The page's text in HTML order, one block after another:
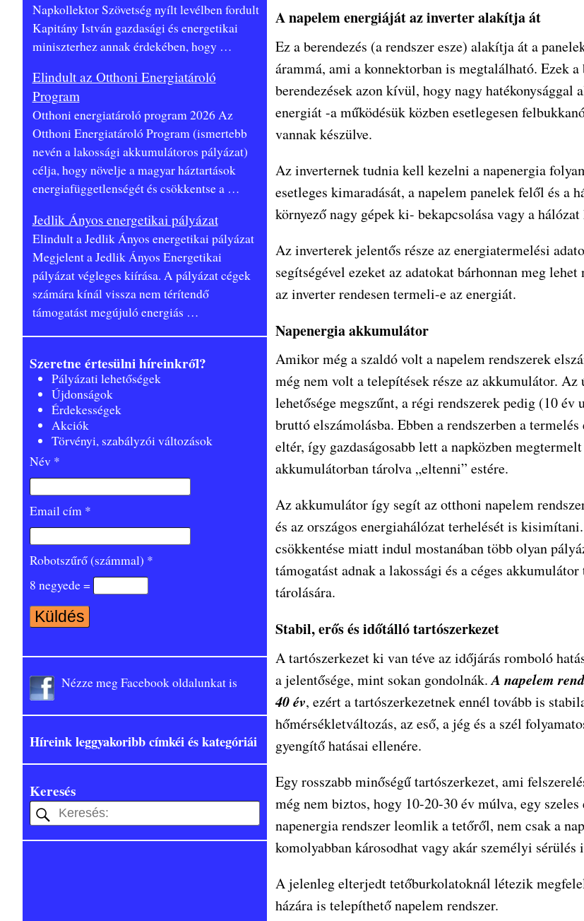
A napelem energiáját az inverter alakítja át
Ez a berendezés (a rendszer esze) alakítja át a
árammá, ami a konnektorban is megtalálható. Ezek
berendezések azon kívül, hogy nagy
energiát -a működésük közben esetlegesen
vannak készülve.
Az inverternek tudnia kell kezelni a napenergia
esetleges kimaradását, a napelem panelek felől és
környező nagy gépek ki- bekapcsolása vagy a
Az inverterek jelentős része az energiatermelési
segítségével ezeket az adatokat bárhonnan meg
az inverter rendesen termeli-e az energiát.
Napenergia akkumulátor
Amikor még a szaldó volt a napelem rendszerek
még nem volt a telepítések része az akkumulátor. Az
lehetősége megszűnt, a régi rendszerek pedig (10
bruttó elszámolásba. Ebben a rendszerben a
eltér, így gazdaságosabb lett a napközben
akkumulátorban tárolva „eltenni” estére.
Az akkumulátor így segít az otthoni napelem
és az országos energiahálózat terhelését is
csökkentése miatt indul mostanában több olyan
támogatást adnak a lakossági és a céges
tárolására.
Stabil, erős és időtálló tartószerkezet
A tartószerkezet ki van téve az időjárás romboló
a jelentősége, mint sokan gondolnák.A napelem
40 év, ezért a tartószerkezetnek ennél tovább is
hőmérsékletváltozás, az eső, a jég és a szél
gyengítő hatásai ellenére.
Egy rosszabb minőségű tartószerkezet, ami
még nem biztos, hogy 10-20-30 év múlva, egy
napenergia rendszer leomlik a tetőről, nem csak a
komolyabban károsodhat vagy akár személyi sérülés
A jelenleg elterjedt tetőburkolatoknál létezik
házára is telepíthető napelem rendszer.
Napkollektor Szövetség nyílt levélben fordult
Kapitány István gazdasági és energetikai
miniszterhez annak érdekében, hogy …
Elindult az Otthoni Energiatároló
Program
Otthoni energiatároló program 2026 Az
Otthoni Energiatároló Program (ismertebb
nevén a lakossági akkumulátoros pályázat)
célja, hogy növelje a magyar háztartások
energiafüggetlenségét és csökkentse a …
Jedlik Ányos energetikai pályázat
Elindult a Jedlik Ányos energetikai pályázat
Megjelent a Jedlik Ányos Energetikai
pályázat végleges kiírása. A pályázat cégek
számára kínál vissza nem térítendő
támogatást megújuló energiás …
Szeretne értesülni híreinkről?
Pályázati lehetőségek
Újdonságok
Érdekességek
Akciók
Törvényi, szabályzói változások
Név *
Email cím *
Robotszűrő (számmal) *
8 negyede =
Nézze meg Facebook oldalunkat is
Híreink leggyakoribb címkéi és kategóriái
Keresés